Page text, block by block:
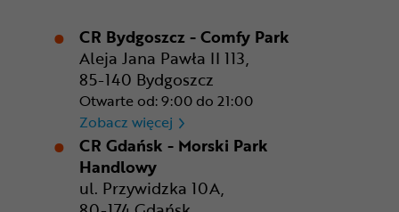
CR Bydgoszcz - Comfy Park
Aleja Jana Pawła II 113,
85-140 Bydgoszcz
Otwarte od: 9:00 do 21:00
Zobacz więcej CR Bydgoszcz - Comfy Park
CR Gdańsk - Morski Park
Handlowy
ul. Przywidzka 10A,